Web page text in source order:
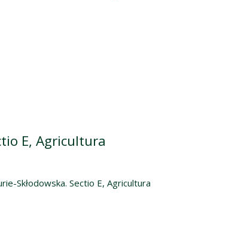
E, Agricultura
Skłodowska. Sectio E, Agricultura